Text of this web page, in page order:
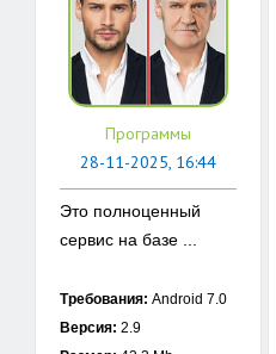
Программы
28-11-2025, 16:44
Это полноценный
сервис на базе ...
Требования: Android 7.0
Версия: 2.9